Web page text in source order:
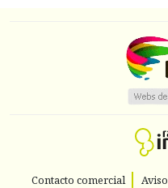
Contacto comercial